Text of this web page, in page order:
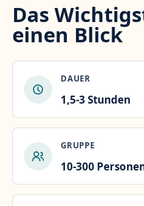
Das
einen Blick
DAUER
1,5-3 Stunden
GRUPPE
10-300